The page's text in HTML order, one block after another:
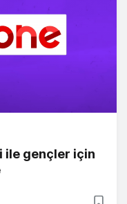
ile gençler için